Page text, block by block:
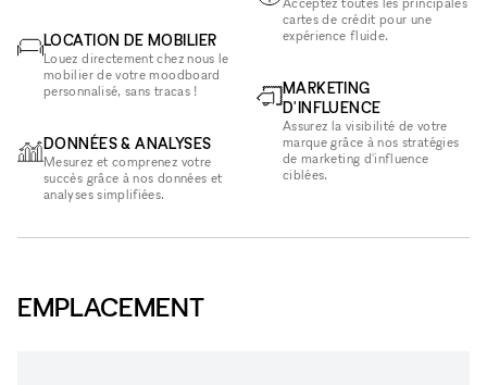
LOCATION DE MOBILIER
Louez directement chez nous le
mobilier de votre moodboard
personnalisé, sans tracas !
DONNÉES & ANALYSES
Mesurez et comprenez votre
succès grâce à nos données et
analyses simplifiées.
cartes de crédit pour une
expérience fluide.
MARKETING
D'INFLUENCE
Assurez la visibilité de votre
marque grâce à nos stratégies
de marketing d'influence
ciblées.
EMPLACEMENT